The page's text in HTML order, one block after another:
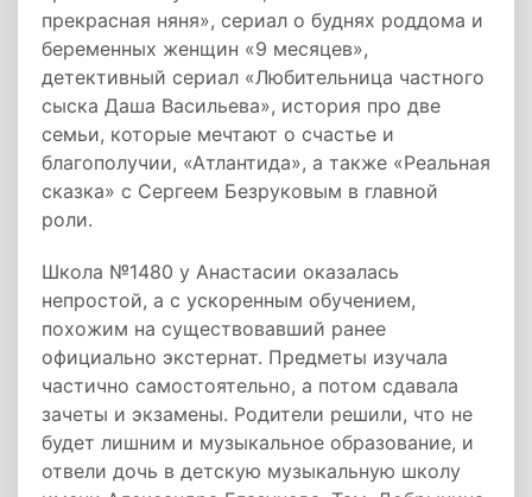
прекрасная няня», сериал о буднях роддома и
беременных женщин «9 месяцев»,
детективный сериал «Любительница частного
сыска Даша Васильева», история про две
семьи, которые мечтают о счастье и
благополучии, «Атлантида», а также «Реальная
сказка» с Сергеем Безруковым в главной
роли.
Школа №1480 у Анастасии оказалась
непростой, а с ускоренным обучением,
похожим на существовавший ранее
официально экстернат. Предметы изучала
частично самостоятельно, а потом сдавала
зачеты и экзамены. Родители решили, что не
будет лишним и музыкальное образование, и
отвели дочь в детскую музыкальную школу